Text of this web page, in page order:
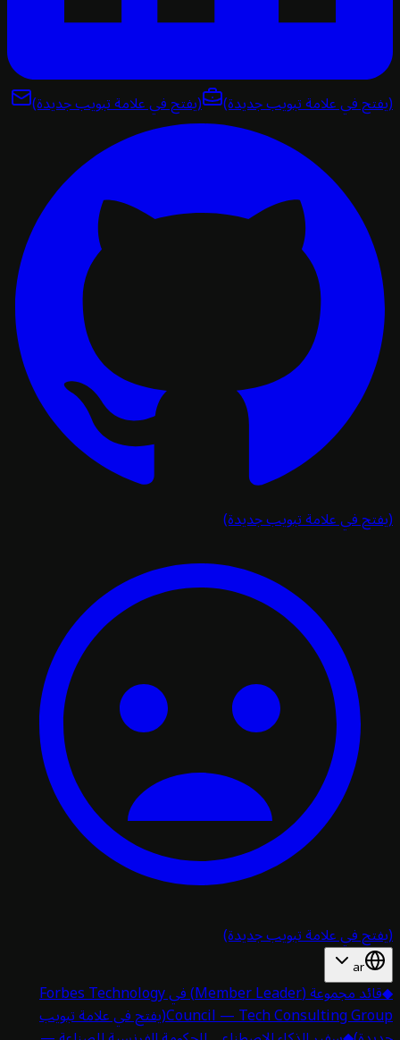
في علامة تبويب جديدة) (يفتح في علامة تبويب جديدة)
في علامة تبويب جديدة)
في علامة تبويب جديدة)
ar
قائد مجموعة (Member Leader) في Forbes Technology
Council — Tech Consulting(يفتح في علامة تبويب